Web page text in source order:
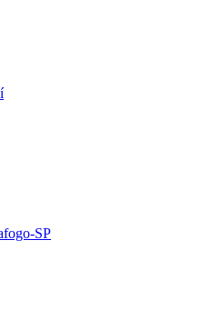
SP